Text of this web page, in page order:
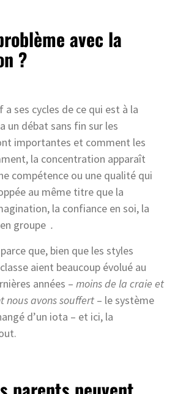
avec la
?
ses cycles de ce qui est à la
un débat sans fin sur les
importantes et comment les
la concentration apparaît
compétence ou une qualité qui
au même titre que la
la confiance en soi, la
groupe .
que, bien que les styles
aient beaucoup évolué au
années – moins de la craie et
nous avons souffert – le système
d’un iota – et ici, la